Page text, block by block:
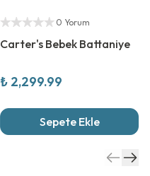
0 Yorum
Carter's Bebek Battaniye
₺ 2,299.99
Sepete Ekle